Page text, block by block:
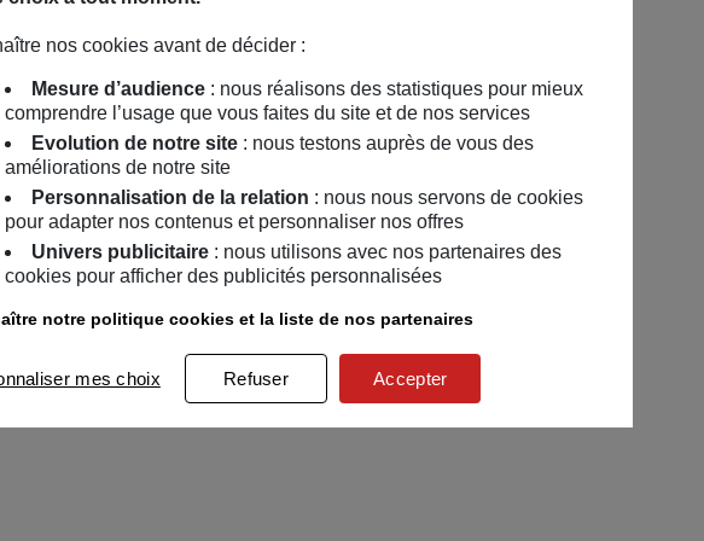
nos cookies avant de décider :
Mesure d’audience : nous réalisons des statistiques pour mieux
comprendre l’usage que vous faites du site et de nos services
Evolution de notre site : nous testons auprès de vous des
améliorations de notre site
Personnalisation de la relation : nous nous servons de cookies
pour adapter nos contenus et personnaliser nos offres
Univers publicitaire : nous utilisons avec nos partenaires des
cookies pour afficher des publicités personnalisées
notre politique cookies et la liste de nos partenaires
mes choix Refuser Accepter